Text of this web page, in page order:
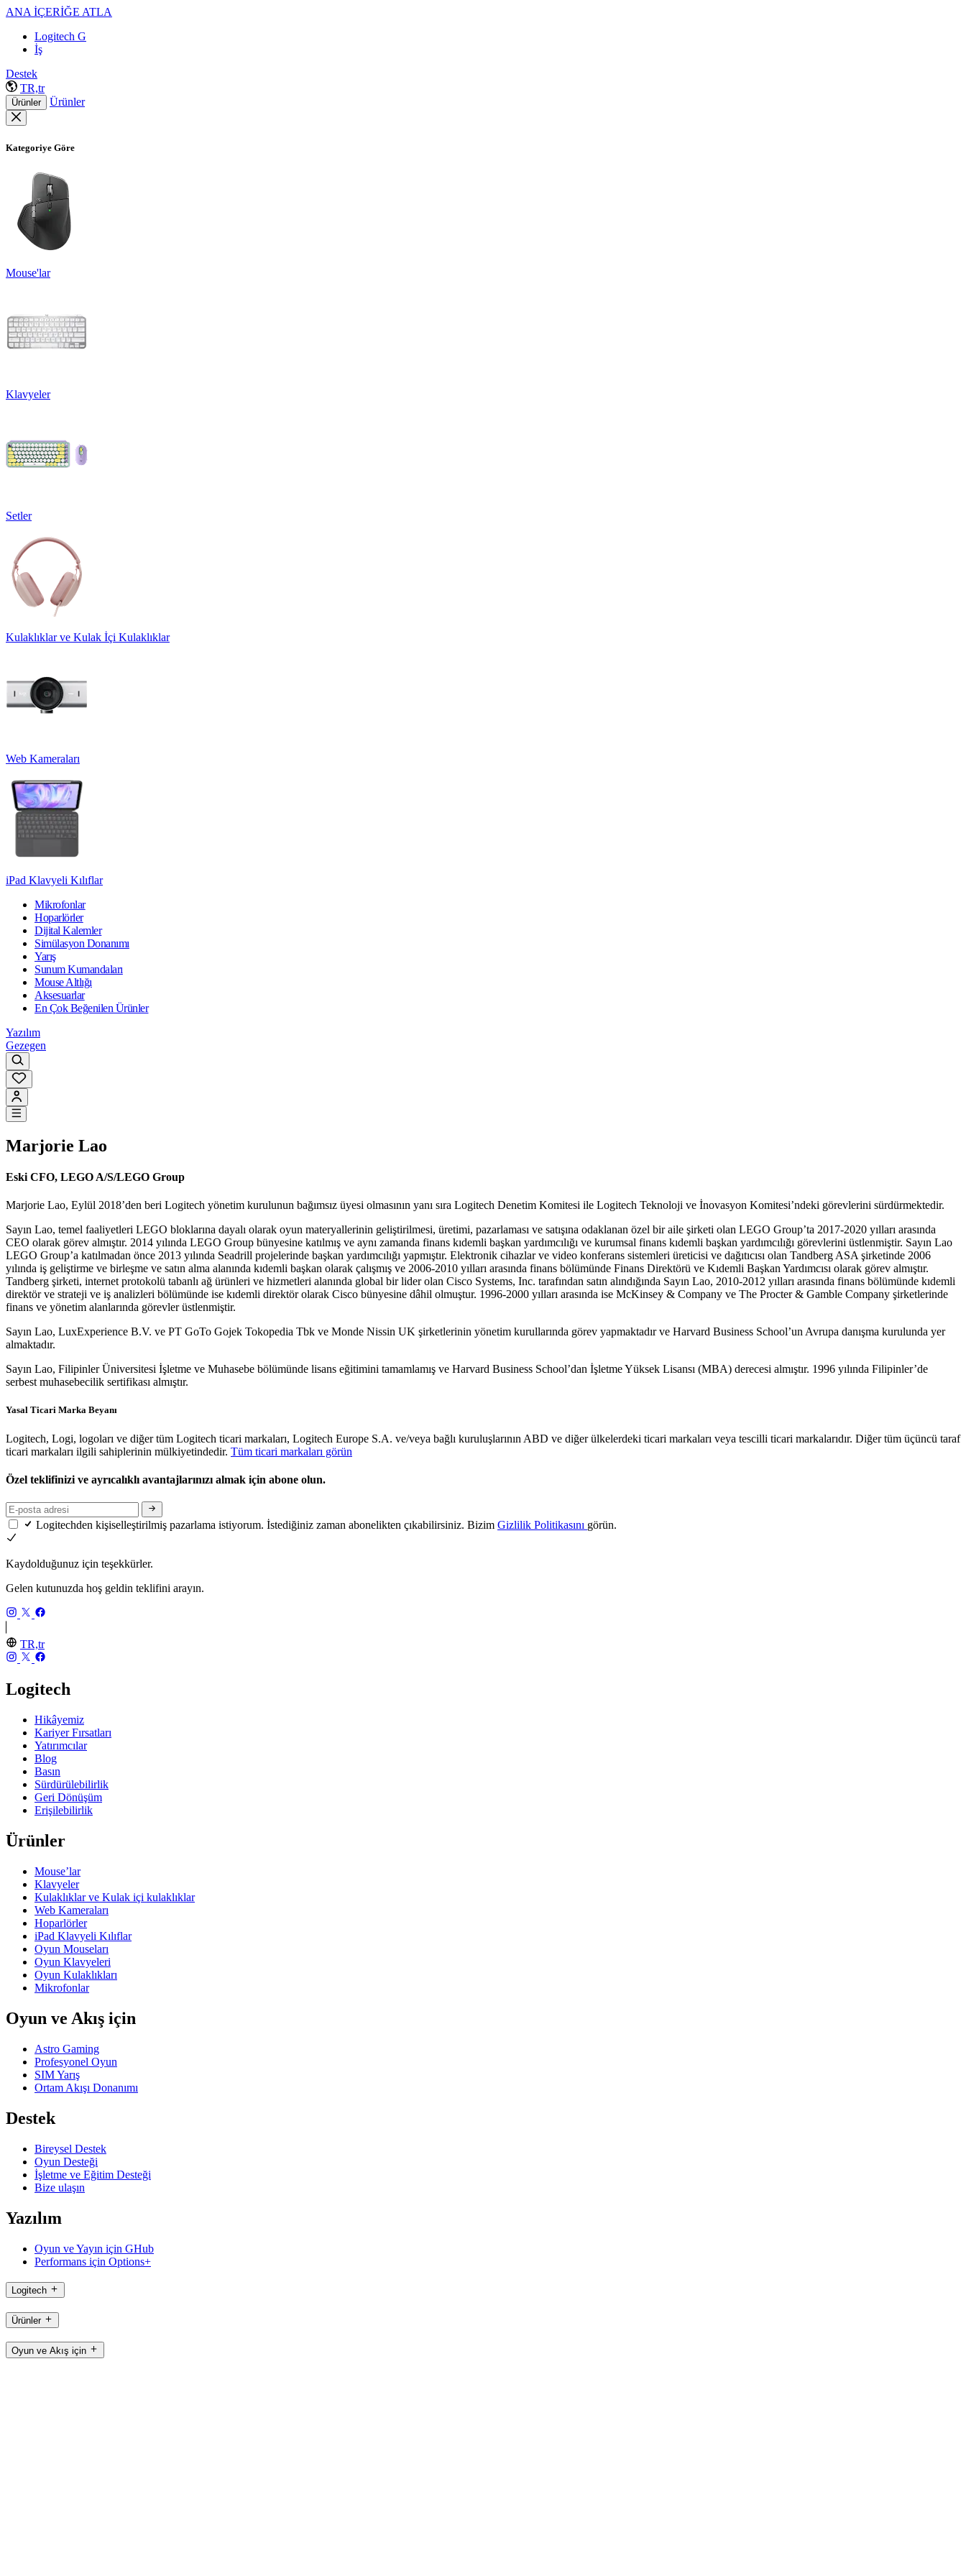
ANA İÇERİĞE ATLA
Logitech G
İş
Destek
TR,tr
Ürünler Ürünler
Kategoriye Göre
Mouse'lar
Klavyeler
Setler
Kulaklıklar ve Kulak İçi Kulaklıklar
Web Kameraları
iPad Klavyeli Kılıflar
Mikrofonlar
Hoparlörler
Dijital Kalemler
Simülasyon Donanımı
Yarış
Sunum Kumandaları
Mouse Altlığı
Aksesuarlar
En Çok Beğenilen Ürünler
Yazılım
Gezegen
Marjorie Lao
Eski CFO, LEGO A/S/LEGO Group
Marjorie Lao, Eylül 2018’den beri Logitech yönetim kurulunun bağımsız üyesi olmasının yanı sıra Logitech Denetim Komitesi ile Logitech Teknoloji ve İnovasyon Komitesi’ndeki görevlerini sürdürmektedir.
Sayın Lao, temel faaliyetleri LEGO bloklarına dayalı olarak oyun materyallerinin geliştirilmesi, üretimi, pazarlaması ve satışına odaklanan özel bir aile şirketi olan LEGO Group’ta 2017-2020 yılları arasında
CEO olarak görev almıştır. 2014 yılında LEGO Group bünyesine katılmış ve aynı zamanda finans kıdemli başkan yardımcılığı ve kurumsal finans kıdemli başkan yardımcılığı görevlerini üstlenmiştir. Sayın Lao
LEGO Group’a katılmadan önce 2013 yılında Seadrill projelerinde başkan yardımcılığı yapmıştır. Elektronik cihazlar ve video konferans sistemleri üreticisi ve dağıtıcısı olan Tandberg ASA şirketinde 2006
yılında iş geliştirme ve birleşme ve satın alma alanında kıdemli başkan olarak çalışmış ve 2006-2010 yılları arasında finans bölümünde Finans Direktörü ve Kıdemli Başkan Yardımcısı olarak görev almıştır.
Tandberg şirketi, internet protokolü tabanlı ağ ürünleri ve hizmetleri alanında global bir lider olan Cisco Systems, Inc. tarafından satın alındığında Sayın Lao, 2010-2012 yılları arasında finans bölümünde kıdemli
direktör ve strateji ve iş analizleri bölümünde ise kıdemli direktör olarak Cisco bünyesine dâhil olmuştur. 1996-2000 yılları arasında ise McKinsey & Company ve The Procter & Gamble Company şirketlerinde
finans ve yönetim alanlarında görevler üstlenmiştir.
Sayın Lao, LuxExperience B.V. ve PT GoTo Gojek Tokopedia Tbk ve Monde Nissin UK şirketlerinin yönetim kurullarında görev yapmaktadır ve Harvard Business School’un Avrupa danışma kurulunda yer
almaktadır.
Sayın Lao, Filipinler Üniversitesi İşletme ve Muhasebe bölümünde lisans eğitimini tamamlamış ve Harvard Business School’dan İşletme Yüksek Lisansı (MBA) derecesi almıştır. 1996 yılında Filipinler’de
serbest muhasebecilik sertifikası almıştır.
Yasal Ticari Marka Beyanı
Logitech, Logi, logoları ve diğer tüm Logitech ticari markaları, Logitech Europe S.A. ve/veya bağlı kuruluşlarının ABD ve diğer ülkelerdeki ticari markaları veya tescilli ticari markalarıdır. Diğer tüm üçüncü taraf
ticari markaları ilgili sahiplerinin mülkiyetindedir. Tüm ticari markaları görün
Özel teklifinizi ve ayrıcalıklı avantajlarınızı almak için abone olun.
Logitechden kişiselleştirilmiş pazarlama istiyorum. İstediğiniz zaman abonelikten çıkabilirsiniz. Bizim Gizlilik Politikasını görün.
Kaydolduğunuz için teşekkürler.
Gelen kutunuzda hoş geldin teklifini arayın.
TR,tr
Logitech
Hikâyemiz
Kariyer Fırsatları
Yatırımcılar
Blog
Basın
Sürdürülebilirlik
Geri Dönüşüm
Erişilebilirlik
Ürünler
Mouse’lar
Klavyeler
Kulaklıklar ve Kulak içi kulaklıklar
Web Kameraları
Hoparlörler
iPad Klavyeli Kılıflar
Oyun Mouseları
Oyun Klavyeleri
Oyun Kulaklıkları
Mikrofonlar
Oyun ve Akış için
Astro Gaming
Profesyonel Oyun
SIM Yarış
Ortam Akışı Donanımı
Destek
Bireysel Destek
Oyun Desteği
İşletme ve Eğitim Desteği
Bize ulaşın
Yazılım
Oyun ve Yayın için GHub
Performans için Options+
Logitech
Ürünler
Oyun ve Akış için